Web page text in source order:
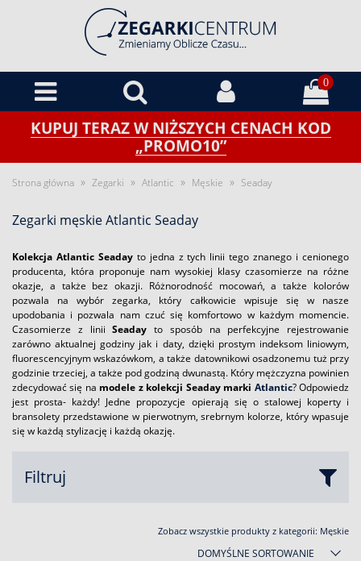
0
KUPUJ TERAZ W NIŻSZYCH CENACH KOD
„PROMO10”
Strona główna » Zegarki » Atlantic » Męskie » Seaday
Zegarki męskie Atlantic Seaday
Kolekcja Atlantic Seadayto jedna z tych linii tego znanego i cenionego
producenta, która proponuje nam wysokiej klasy czasomierze na różne
okazje, a także bez okazji. Różnorodność mocowań, a także kolorów
pozwala na wybór zegarka, który całkowicie wpisuje się w nasze
upodobania i pozwala nam czuć się komfortowo w każdym momencie.
Czasomierze z liniiSeaday to sposób na perfekcyjne rejestrowanie
zarówno aktualnej godziny jak i daty, dzięki prostym indeksom liniowym,
fluorescencyjnym wskazówkom, a także datownikowi osadzonemu tuż przy
godzinie trzeciej, a także pod godziną dwunastą. Który mężczyzna powinien
zdecydować się na modele z kolekcji Seaday marki Atlantic? Odpowiedz
jest prosta- każdy! Jedne propozycje opierają się o stalowej koperty i
bransolety przedstawione w pierwotnym, srebrnym kolorze, który wpasuje
się w każdą stylizację i każdą okazję.
Filtruj
Zobacz wszystkie produkty z kategorii: Męskie
DOMYŚLNE SORTOWANIE